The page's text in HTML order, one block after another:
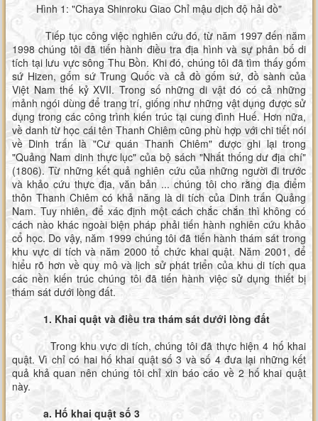
Hình 1: "Chaya Shinroku Giao Chỉ mậu dịch độ hải đồ"
Tiếp tục công việc nghiên cứu đó, từ năm 1997 đến năm
1998 chúng tôi đã tiến hành điều tra địa hình và sự phân bố di
tích tại lưu vực sông Thu Bồn. Khi đó, chúng tôi đã tìm thấy gốm
sứ Hizen, gốm sứ Trung Quốc và cả đồ gốm sứ, đồ sành của
Việt Nam thế kỷ XVII. Trong số những di vật đó có cả những
mảnh ngói dùng để trang trí, giống như những vật dụng được sử
dụng trong các công trình kiến trúc tại cung đình Huế. Hơn nữa,
về danh từ học cái tên Thanh Chiêm cũng phù hợp với chi tiết nói
về Dinh trấn là "Cư quán Thanh Chiêm" được ghi lại trong
"Quảng Nam dinh thực lục" của bộ sách "Nhất thống dư địa chí"
(1806). Từ những kết quả nghiên cứu của những người đi trước
và khảo cứu thực địa, văn bản ... chúng tôi cho rằng địa điểm
thôn Thanh Chiêm có khả năng là di tích của Dinh trấn Quảng
Nam. Tuy nhiên, để xác định một cách chắc chắn thì không có
cách nào khác ngoài biện pháp phải tiến hành nghiên cứu khảo
cổ học. Do vậy, năm 1999 chúng tôi đã tiến hành thám sát trong
khu vực di tích và năm 2000 tổ chức khai quật. Năm 2001, để
hiểu rõ hơn về quy mô và lịch sử phát triển của khu di tích qua
các nền kiến trúc chúng tôi đã tiến hành việc sử dụng thiết bị
thám sát dưới lòng đất.
1. Khai quật và điều tra thám sát dưới lòng đất
Trong khu vực di tích, chúng tôi đã thực hiện 4 hố khai
quật. Vì chỉ có hai hố khai quật số 3 và số 4 đưa lại những kết
quả khả quan nên chúng tôi chỉ xin báo cáo về 2 hố khai quật
này.
a. Hố khai quật số 3